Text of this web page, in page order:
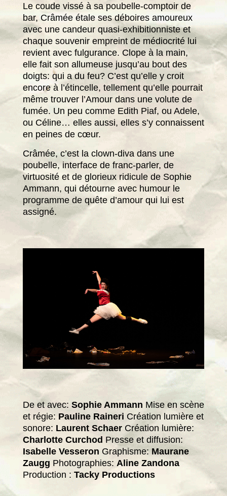
Le coude vissé à sa poubelle-comptoir de
bar, Crâmée étale ses déboires amoureux
avec une candeur quasi-exhibitionniste et
chaque souvenir empreint de médiocrité lui
revient avec fulgurance. Clope à la main,
elle fait son allumeuse jusqu’au bout des
doigts: qui a du feu? C’est qu’elle y croit
encore à l’étincelle, tellement qu’elle pourrait
même trouver l’Amour dans une volute de
fumée. Un peu comme Edith Piaf, ou Adele,
ou Céline… elles aussi, elles s’y connaissent
en peines de cœur.
Crâmée, c’est la clown-diva dans une
poubelle, interface de franc-parler, de
virtuosité et de glorieux ridicule de Sophie
Ammann, qui détourne avec humour le
programme de quête d’amour qui lui est
assigné.
De et avec: Sophie Ammann Mise en scène
et régie: Pauline Raineri Création lumière et
sonore: Laurent Schaer Création lumière:
Charlotte Curchod Presse et diffusion:
Isabelle Vesseron Graphisme: Maurane
Zaugg Photographies: Aline Zandona
Production : Tacky Productions